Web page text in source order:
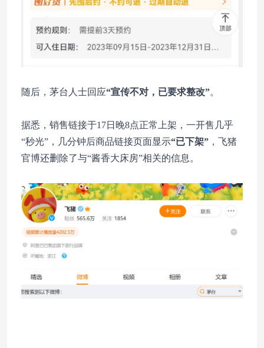
随后，茅台人士回应“宣传不对，已要求整改”。
据悉，销售链接于17日晚8点正常上架，一开售几乎
“秒光”，几分钟后商品链接页面显示“已下架” ，飞猪
官博还删除了与“酱香大床房”相关的信息。